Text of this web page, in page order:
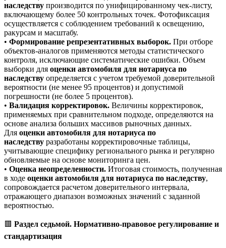
наследству производится по унифицированному чек-листу,
включающему более 50 контрольных точек. Фотофиксация
осуществляется с соблюдением требований к освещению,
ракурсам и масштабу.
• Формирование репрезентативных выборок. При отборе
объектов-аналогов применяются методы статистического
контроля, исключающие систематические ошибки. Объем
выборки для оценки автомобиля для нотариуса по
наследству определяется с учетом требуемой доверительной
вероятности (не менее 95 процентов) и допустимой
погрешности (не более 5 процентов).
• Валидация корректировок. Величины корректировок,
применяемых при сравнительном подходе, определяются на
основе анализа больших массивов рыночных данных.
Для оценки автомобиля для нотариуса по
наследству разработаны корректировочные таблицы,
учитывающие специфику регионального рынка и регулярно
обновляемые на основе мониторинга цен.
• Оценка неопределенности. Итоговая стоимость, полученная
в ходе оценки автомобиля для нотариуса по наследству,
сопровождается расчетом доверительного интервала,
отражающего диапазон возможных значений с заданной
вероятностью.
🟥 Раздел седьмой. Нормативно-правовое регулирование и
стандартизация